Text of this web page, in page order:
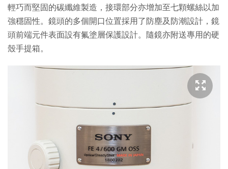
輕巧而堅固的碳纖維製造，接環部分亦增加至七顆螺絲以加
強穩固性。鏡頭的多個開口位置採用了防塵及防潮設計，鏡
頭前端元件表面設有氟塗層保護設計。隨鏡亦附送專用的硬
殼手提箱。